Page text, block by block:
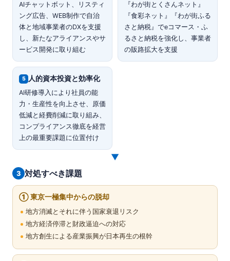
AIチャットボット、リスティ
ング広告、WEB制作で自治
体と地域事業者のDXを支援
し、新たなアライアンスやサ
ービス開発に取り組む
『わが街とくさんネット』
『食彩ネット』『わが街ふる
さと納税』でeコマース・ふ
るさと納税を強化し、事業者
の販路拡大を支援
5 人的資本投資と効率化
AI研修導入により社員の能
力・生産性を向上させ、原価
低減と経費削減に取り組み、
コンプライアンス徹底を経営
上の最重要課題に位置付け
▼
3 対処すべき課題
① 東京一極集中からの脱却
地方消滅とそれに伴う国家衰退リスク
地方経済停滞と財政逼迫への対応
地方創生による産業振興が日本再生の根幹